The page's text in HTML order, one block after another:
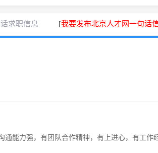
求职信息 [我要发布北京人才网一句话
通能力强，有团队合作精神，有上进心，有工作